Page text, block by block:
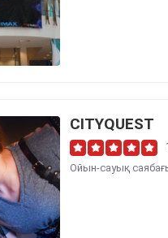
CITYQUEST
Ойын-сауық